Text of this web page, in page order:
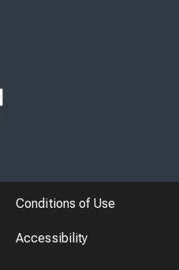
Conditions of Use
Accessibility